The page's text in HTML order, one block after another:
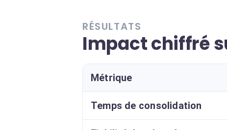
RÉSULTATS
Impact chiffré
Métrique
Temps de consolidation